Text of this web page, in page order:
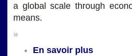
a global scale through
means.
»
En savoir plus